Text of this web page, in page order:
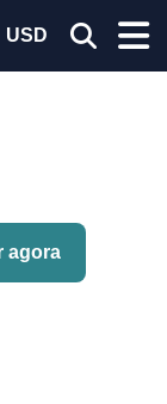
USD
agora